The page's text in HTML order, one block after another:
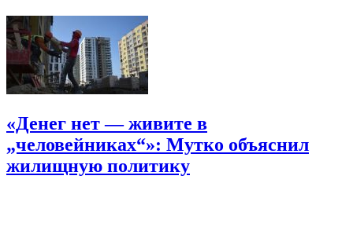
«Денег нет — живите в
„человейниках“»: Мутко объяснил
жилищную политику